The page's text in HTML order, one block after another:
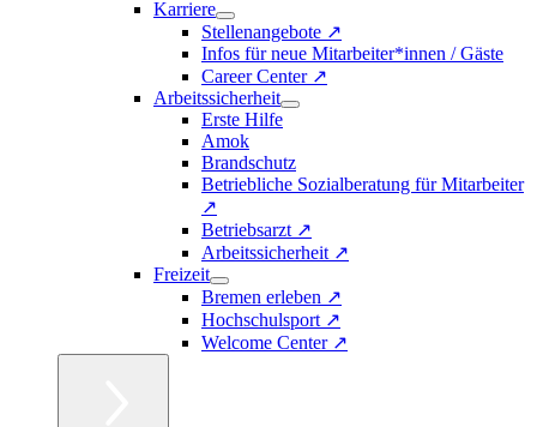
Karriere
Stellenangebote ↗
Infos für neue Mitarbeiter*innen / Gäste
Career Center ↗
Arbeitssicherheit
Erste Hilfe
Amok
Brandschutz
Betriebliche Sozialberatung für Mitarbeiter
↗
Betriebsarzt ↗
Arbeitssicherheit ↗
Freizeit
Bremen erleben ↗
Hochschulsport ↗
Welcome Center ↗